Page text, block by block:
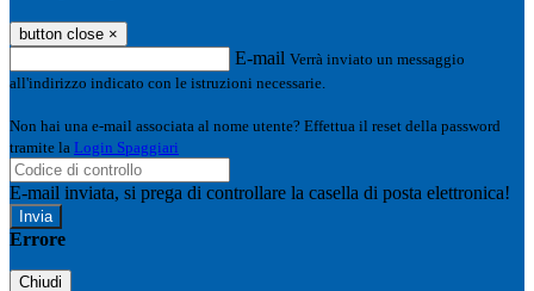
button close ×
E-mail Verrà inviato un messaggio
all'indirizzo indicato con le istruzioni necessarie.
Non hai una e-mail associata al nome utente? Effettua il reset della password
tramite la Login Spaggiari
E-mail inviata, si prega di controllare la casella di posta elettronica!
Errore
Chiudi